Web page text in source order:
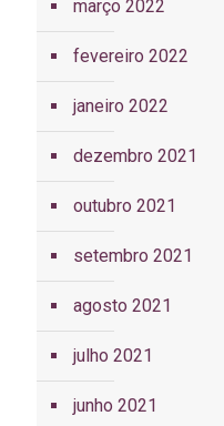
março 2022
fevereiro 2022
janeiro 2022
dezembro 2021
outubro 2021
setembro 2021
agosto 2021
julho 2021
junho 2021